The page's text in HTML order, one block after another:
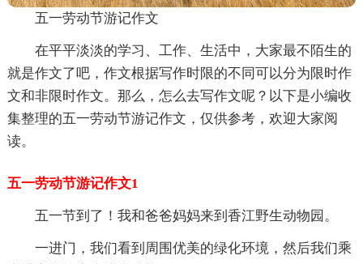
五一劳动节游记作文
在平平淡淡的学习、工作、生活中，大家最不陌生的
就是作文了吧，作文根据写作时限的不同可以分为限时作
文和非限时作文。那么，怎么去写作文呢？以下是小编收
集整理的五一劳动节游记作文，仅供参考，欢迎大家阅
读。
五一劳动节游记作文1
五一节到了！我和爸爸妈妈来到香江野生动物园。
一进门，我们看到周围优美的绿化环境，然后我们乘